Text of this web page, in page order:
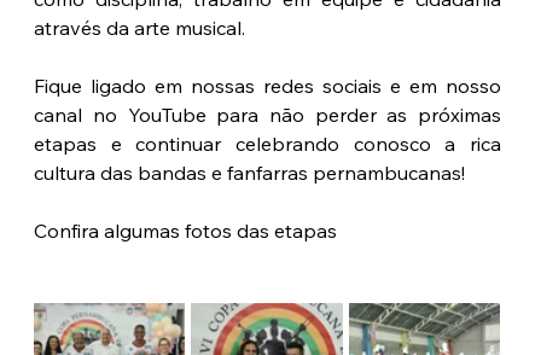
através da arte musical.
Fique ligado em nossas redes sociais e em nosso
canal no YouTube para não perder as próximas
etapas e continuar celebrando conosco a rica
cultura das bandas e fanfarras pernambucanas!
Confira algumas fotos das etapas